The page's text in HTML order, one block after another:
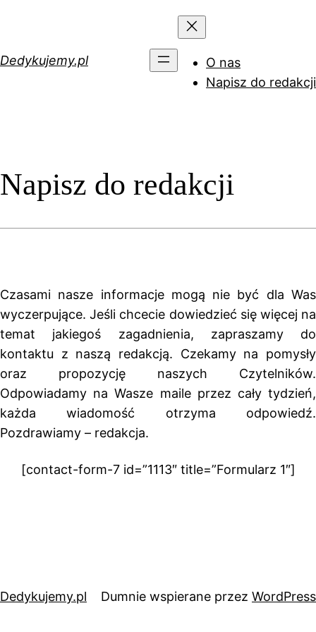
Dedykujemy.pl
O nas
Napisz do redakcji
Napisz do redakcji
Czasami nasze informacje mogą nie być dla Was
wyczerpujące. Jeśli chcecie dowiedzieć się więcej na
temat jakiegoś zagadnienia, zapraszamy do
kontaktu z naszą redakcją. Czekamy na pomysły
oraz propozycję naszych Czytelników.
Odpowiadamy na Wasze maile przez cały tydzień,
każda wiadomość otrzyma odpowiedź.
Pozdrawiamy – redakcja.
[contact-form-7 id=”1113″ title=”Formularz 1″]
Dedykujemy.pl Dumnie wspierane przez WordPress